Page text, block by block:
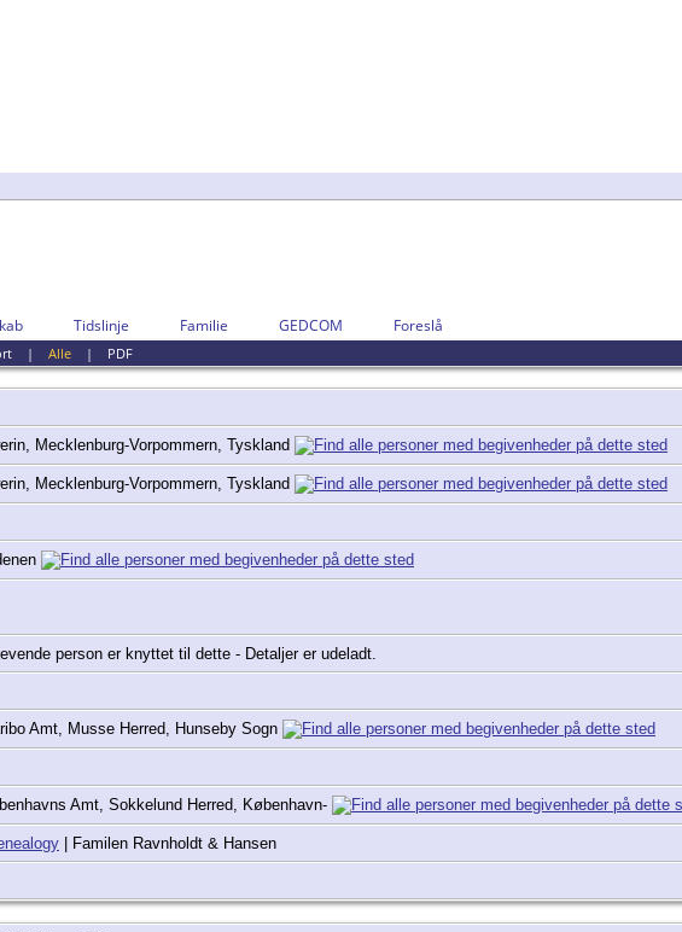
Tidslinje Familie GEDCOM Foreslå
| Alle| PDF
Mecklenburg-Vorpommern, Tyskland
Mecklenburg-Vorpommern, Tyskland
person er knyttet til dette - Detaljer er udeladt.
Amt, Musse Herred, Hunseby Sogn
Amt, Sokkelund Herred, København-
| Familen Ravnholdt & Hansen